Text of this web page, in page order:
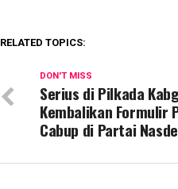
RELATED TOPICS:
DON'T MISS
Serius di Pilkada
Kembalikan Formulir
Cabup di Partai